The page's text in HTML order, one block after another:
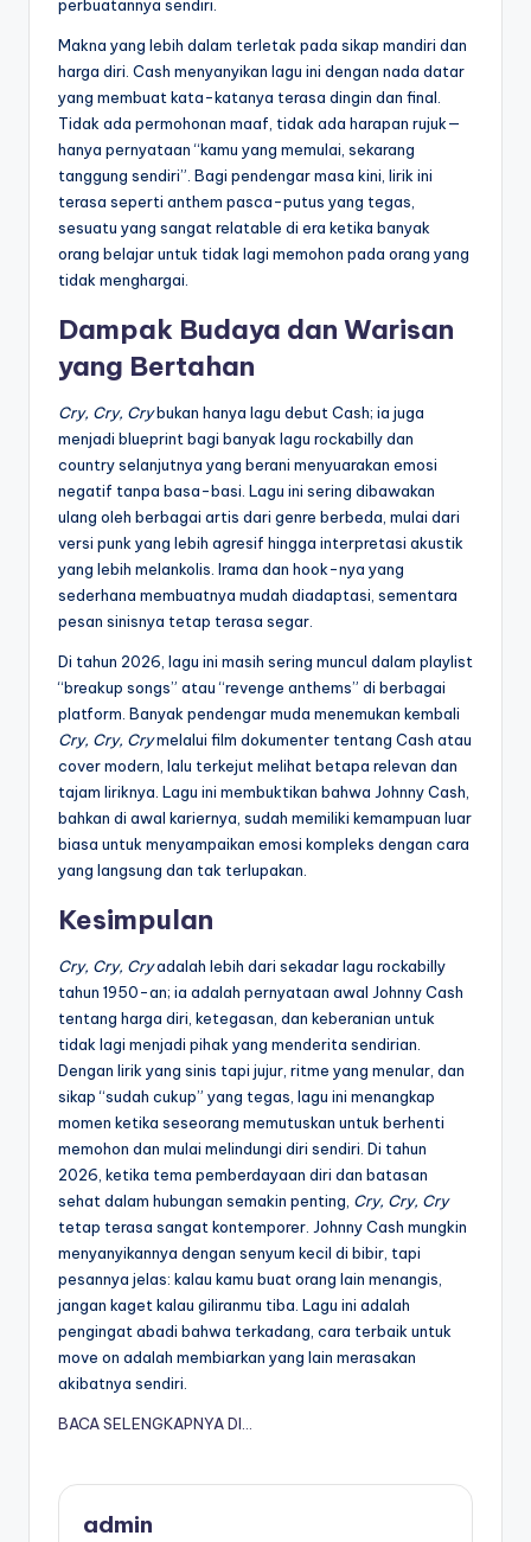
perbuatannya sendiri.
Makna yang lebih dalam terletak pada sikap mandiri dan
harga diri. Cash menyanyikan lagu ini dengan nada datar
yang membuat kata-katanya terasa dingin dan final.
Tidak ada permohonan maaf, tidak ada harapan rujuk—
hanya pernyataan “kamu yang memulai, sekarang
tanggung sendiri”. Bagi pendengar masa kini, lirik ini
terasa seperti anthem pasca-putus yang tegas,
sesuatu yang sangat relatable di era ketika banyak
orang belajar untuk tidak lagi memohon pada orang yang
tidak menghargai.
Dampak Budaya dan Warisan
yang Bertahan
Cry, Cry, Crybukan hanya lagu debut Cash; ia juga
menjadi blueprint bagi banyak lagu rockabilly dan
country selanjutnya yang berani menyuarakan emosi
negatif tanpa basa-basi. Lagu ini sering dibawakan
ulang oleh berbagai artis dari genre berbeda, mulai dari
versi punk yang lebih agresif hingga interpretasi akustik
yang lebih melankolis. Irama dan hook-nya yang
sederhana membuatnya mudah diadaptasi, sementara
pesan sinisnya tetap terasa segar.
Di tahun 2026, lagu ini masih sering muncul dalam playlist
“breakup songs” atau “revenge anthems” di berbagai
platform. Banyak pendengar muda menemukan kembali
Cry, Cry, Crymelalui film dokumenter tentang Cash atau
cover modern, lalu terkejut melihat betapa relevan dan
tajam liriknya. Lagu ini membuktikan bahwa Johnny Cash,
bahkan di awal kariernya, sudah memiliki kemampuan luar
biasa untuk menyampaikan emosi kompleks dengan cara
yang langsung dan tak terlupakan.
Kesimpulan
Cry, Cry, Cryadalah lebih dari sekadar lagu rockabilly
tahun 1950-an; ia adalah pernyataan awal Johnny Cash
tentang harga diri, ketegasan, dan keberanian untuk
tidak lagi menjadi pihak yang menderita sendirian.
Dengan lirik yang sinis tapi jujur, ritme yang menular, dan
sikap “sudah cukup” yang tegas, lagu ini menangkap
momen ketika seseorang memutuskan untuk berhenti
memohon dan mulai melindungi diri sendiri. Di tahun
2026, ketika tema pemberdayaan diri dan batasan
sehat dalam hubungan semakin penting, Cry, Cry, Cry
tetap terasa sangat kontemporer. Johnny Cash mungkin
menyanyikannya dengan senyum kecil di bibir, tapi
pesannya jelas: kalau kamu buat orang lain menangis,
jangan kaget kalau giliranmu tiba. Lagu ini adalah
pengingat abadi bahwa terkadang, cara terbaik untuk
move on adalah membiarkan yang lain merasakan
akibatnya sendiri.
BACA SELENGKAPNYA DI…
admin